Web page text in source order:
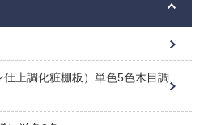
上調化粧棚板）単色5色木目調